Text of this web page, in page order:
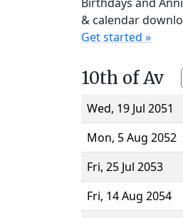
& calendar
Get started »
10th of Av
Wed, 19 Jul 2051
Mon, 5 Aug 2052
Fri, 25 Jul 2053
Fri, 14 Aug 2054